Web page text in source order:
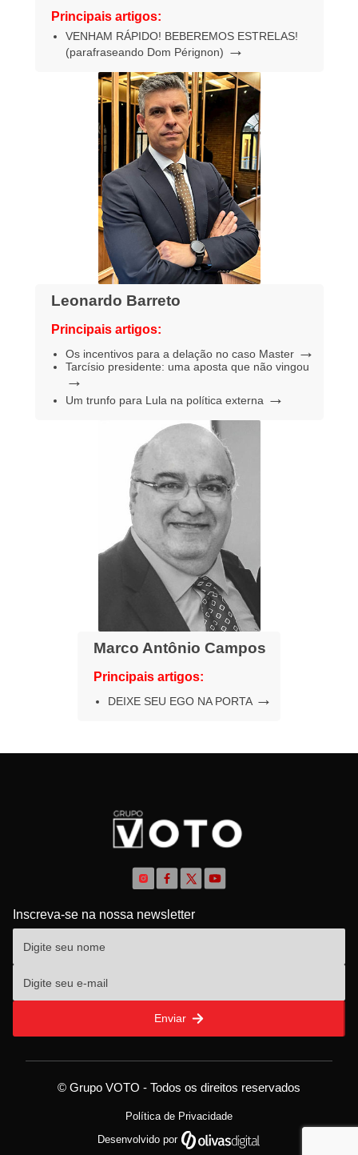
Principais artigos:
VENHAM RÁPIDO! BEBEREMOS ESTRELAS!
(parafraseando Dom Pérignon) →
Leonardo Barreto
Principais artigos:
Os incentivos para a delação no caso Master →
Tarcísio presidente: uma aposta que não vingou
→
Um trunfo para Lula na política externa →
Marco Antônio Campos
Principais artigos:
DEIXE SEU EGO NA PORTA →
Inscreva-se na nossa newsletter
Enviar
© Grupo VOTO - Todos os direitos reservados
Política de Privacidade
Desenvolvido por